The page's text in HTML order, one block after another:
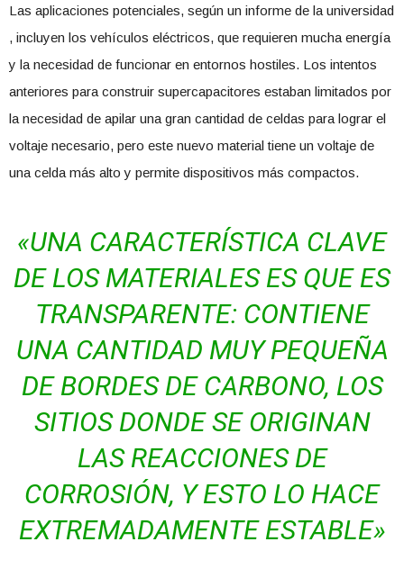
Las aplicaciones potenciales, según un informe de la universidad
, incluyen los vehículos eléctricos, que requieren mucha energía
y la necesidad de funcionar en entornos hostiles. Los intentos
anteriores para construir supercapacitores estaban limitados por
la necesidad de apilar una gran cantidad de celdas para lograr el
voltaje necesario, pero este nuevo material tiene un voltaje de
una celda más alto y permite dispositivos más compactos.
«UNA CARACTERÍSTICA CLAVE
DE LOS MATERIALES ES QUE ES
TRANSPARENTE: CONTIENE
UNA CANTIDAD MUY PEQUEÑA
DE BORDES DE CARBONO, LOS
SITIOS DONDE SE ORIGINAN
LAS REACCIONES DE
CORROSIÓN, Y ESTO LO HACE
EXTREMADAMENTE ESTABLE»